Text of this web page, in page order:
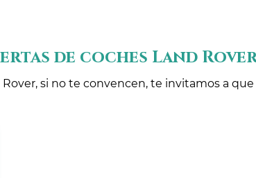
de coches Land
si no te convencen, te invitamos a